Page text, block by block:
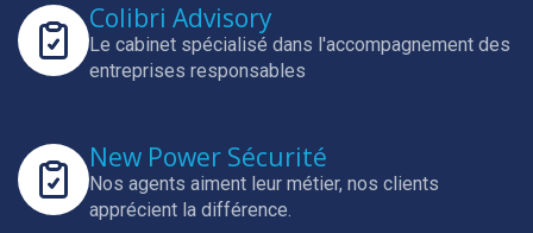
Colibri Advisory
Le cabinet spécialisé dans l'accompagnement des
entreprises responsables
New Power Sécurité
Nos agents aiment leur métier, nos clients
apprécient la différence.